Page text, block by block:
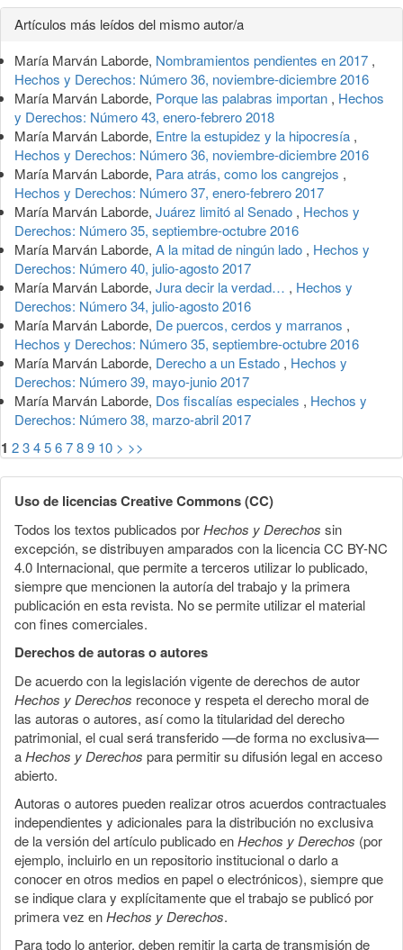
Detalles
del
artículo
Artículos más leídos del mismo autor/a
María Marván Laborde, Nombramientos pendientes en 2017 ,
Hechos y Derechos: Número 36, noviembre-diciembre 2016
María Marván Laborde, Porque las palabras importan , Hechos
y Derechos: Número 43, enero-febrero 2018
María Marván Laborde, Entre la estupidez y la hipocresía ,
Hechos y Derechos: Número 36, noviembre-diciembre 2016
María Marván Laborde, Para atrás, como los cangrejos ,
Hechos y Derechos: Número 37, enero-febrero 2017
María Marván Laborde, Juárez limitó al Senado , Hechos y
Derechos: Número 35, septiembre-octubre 2016
María Marván Laborde, A la mitad de ningún lado , Hechos y
Derechos: Número 40, julio-agosto 2017
María Marván Laborde, Jura decir la verdad… , Hechos y
Derechos: Número 34, julio-agosto 2016
María Marván Laborde, De puercos, cerdos y marranos ,
Hechos y Derechos: Número 35, septiembre-octubre 2016
María Marván Laborde, Derecho a un Estado , Hechos y
Derechos: Número 39, mayo-junio 2017
María Marván Laborde, Dos fiscalías especiales , Hechos y
Derechos: Número 38, marzo-abril 2017
1 23456789 10 > >>
Uso de licencias Creative Commons (CC)
Todos los textos publicados porHechos y Derechos sin
excepción, se distribuyen amparados con la licencia CC BY-NC
4.0 Internacional, que permite a terceros utilizar lo publicado,
siempre que mencionen la autoría del trabajo y la primera
publicación en esta revista. No se permite utilizar el material
con fines comerciales.
Derechos de autoras o autores
De acuerdo con la legislación vigente de derechos de autor
Hechos y Derechos reconoce y respeta el derecho moral de
las autoras o autores, así como la titularidad del derecho
patrimonial, el cual será transferido —de forma no exclusiva—
aHechos y Derechos para permitir su difusión legal en acceso
abierto.
Autoras o autores pueden realizar otros acuerdos contractuales
independientes y adicionales para la distribución no exclusiva
de la versión del artículo publicado enHechos y Derechos (por
ejemplo, incluirlo en un repositorio institucional o darlo a
conocer en otros medios en papel o electrónicos), siempre que
se indique clara y explícitamente que el trabajo se publicó por
primera vez enHechos y Derechos.
Para todo lo anterior, deben remitir la carta de transmisión de